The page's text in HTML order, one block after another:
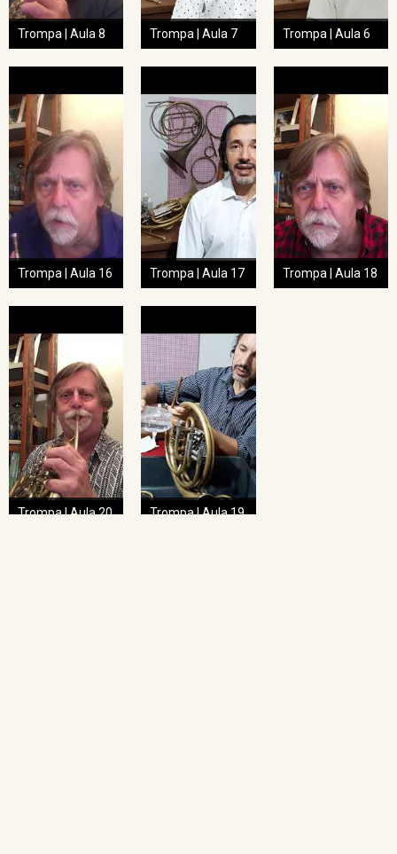
Trompa | Aula 8 Trompa | Aula 7 Trompa | Aula 6
Trompa | Aula 16 Trompa | Aula 17 Trompa | Aula 18
Trompa | Aula 20 Trompa | Aula 19